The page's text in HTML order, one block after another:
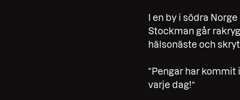
I en by i södra
Stockman går
hälsonäste och
“Pengar har kommit
varje dag!”